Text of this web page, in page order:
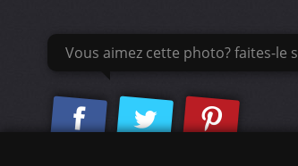
Vous aimez cette photo? faites-le